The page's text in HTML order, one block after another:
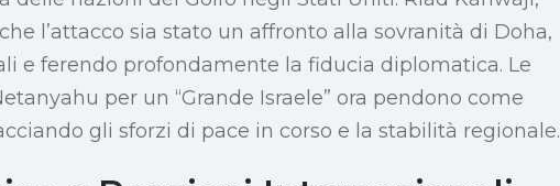
l’attacco sia stato un affronto alla sovranità di Doha,
e ferendo profondamente la fiducia diplomatica. Le
per un “Grande Israele” ora pendono come
gli sforzi di pace in corso e la stabilità regionale.